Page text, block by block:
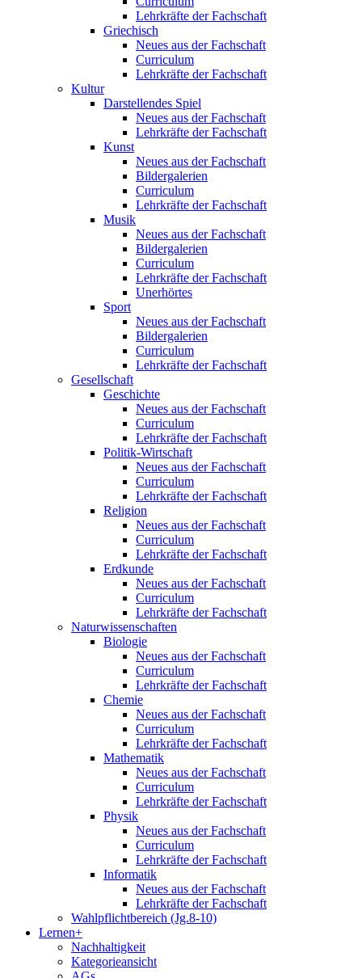
Lehrkräfte der Fachschaft
Griechisch
Neues aus der Fachschaft
Curriculum
Lehrkräfte der Fachschaft
Kultur
Darstellendes Spiel
Neues aus der Fachschaft
Lehrkräfte der Fachschaft
Kunst
Neues aus der Fachschaft
Bildergalerien
Curriculum
Lehrkräfte der Fachschaft
Musik
Neues aus der Fachschaft
Bildergalerien
Curriculum
Lehrkräfte der Fachschaft
Unerhörtes
Sport
Neues aus der Fachschaft
Bildergalerien
Curriculum
Lehrkräfte der Fachschaft
Gesellschaft
Geschichte
Neues aus der Fachschaft
Curriculum
Lehrkräfte der Fachschaft
Politik-Wirtschaft
Neues aus der Fachschaft
Curriculum
Lehrkräfte der Fachschaft
Religion
Neues aus der Fachschaft
Curriculum
Lehrkräfte der Fachschaft
Erdkunde
Neues aus der Fachschaft
Curriculum
Lehrkräfte der Fachschaft
Naturwissenschaften
Biologie
Neues aus der Fachschaft
Curriculum
Lehrkräfte der Fachschaft
Chemie
Neues aus der Fachschaft
Curriculum
Lehrkräfte der Fachschaft
Mathematik
Neues aus der Fachschaft
Curriculum
Lehrkräfte der Fachschaft
Physik
Neues aus der Fachschaft
Curriculum
Lehrkräfte der Fachschaft
Informatik
Neues aus der Fachschaft
Lehrkräfte der Fachschaft
Wahlpflichtbereich (Jg.8-10)
Lernen+
Nachhaltigkeit
Kategorieansicht